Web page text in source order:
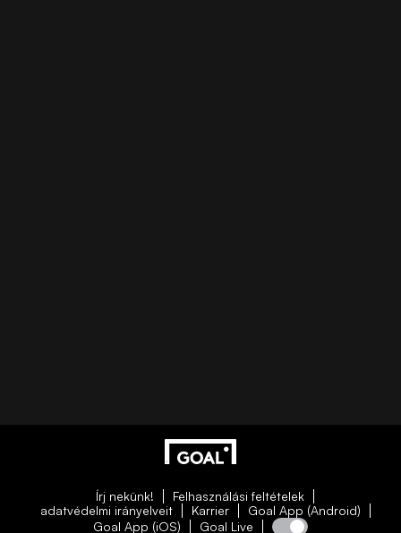
Írj nekünk!
Felhasználási feltételek
adatvédelmi irányelveit
Karrier
Goal App (Android)
Goal App (iOS)
Goal Live